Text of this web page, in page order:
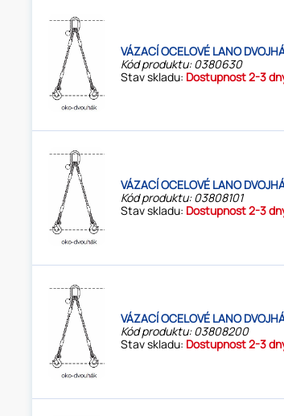
VÁZACÍ OCELOVÉ LANO
Kód produktu: 0380630
Stav skladu: Dostupnost 2-3
VÁZACÍ OCELOVÉ LANO
Kód produktu: 03808101
Stav skladu: Dostupnost 2-3
VÁZACÍ OCELOVÉ LANO
Kód produktu: 03808200
Stav skladu: Dostupnost 2-3